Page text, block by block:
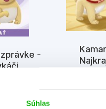
Súhlas
-